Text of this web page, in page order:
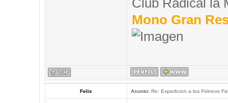
Club Radical la
Mono Gran
Felix Asunto:Re: Expedicion a los Pirineos